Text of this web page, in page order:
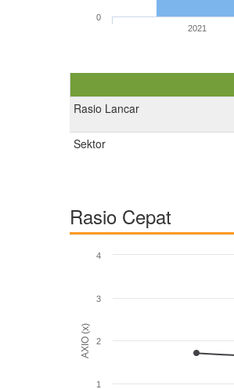
2021
0
Rasio Lancar
Sektor
Rasio Cepat
AXIO (x)
1
2
3
4